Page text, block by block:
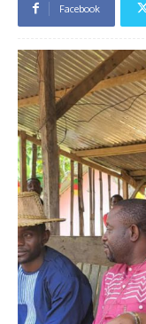
Facebook